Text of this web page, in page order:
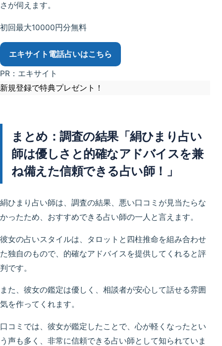
さが伺えます。
初回最大10000円分無料
エキサイト電話占いはこちら
PR：エキサイト
新規登録で特典プレゼント！
まとめ：調査の結果「絹ひまり占い
師は優しさと的確なアドバイスを兼
ね備えた信頼できる占い師！」
絹ひまり占い師は、調査の結果、悪い口コミが見当たらな
かったため、おすすめできる占い師の一人と言えます。
彼女の占いスタイルは、タロットと四柱推命を組み合わせ
た独自のもので、的確なアドバイスを提供してくれると評
判です。
また、彼女の鑑定は優しく、相談者が安心して話せる雰囲
気を作ってくれます。
口コミでは、彼女が鑑定したことで、心が軽くなったとい
う声も多く、非常に信頼できる占い師として知られていま